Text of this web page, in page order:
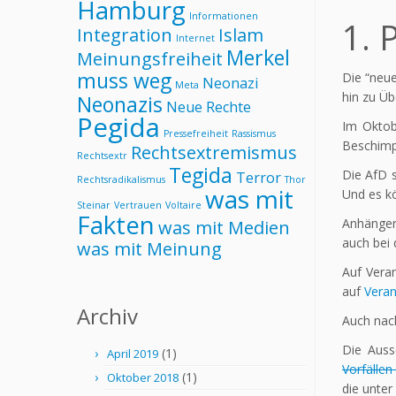
Hamburg Informationen
Integration Internet Islam
Meinungsfreiheit Merkel
muss weg Meta Neonazi
Neonazis Neue Rechte
Pegida Pressefreiheit Rassismus
Rechtsextr Rechtsextremismus
Rechtsradikalismus Tegida Terror Thor
Steinar Vertrauen Voltaire was mit
Fakten was mit Medien
was mit Meinung
Archiv
April 2019 (1)
Oktober 2018 (1)
1.
Die
hin zu
Im
Die AfD
Und es
auch bei
Auf
auf
Auch
Die
die